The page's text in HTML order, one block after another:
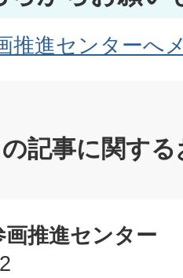
推進センターへ
記事に関す
画推進センター